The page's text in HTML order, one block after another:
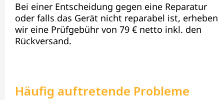
Bei einer Entscheidung gegen eine Reparatur
oder falls das Gerät nicht reparabel ist, erheben
wir eine Prüfgebühr von 79 € netto inkl. den
Rückversand.
Häufig auftretende Probleme